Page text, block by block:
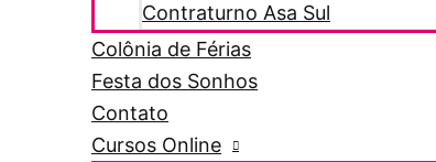
Contraturno Asa Sul
Colônia de Férias
Festa dos Sonhos
Contato
Cursos Online